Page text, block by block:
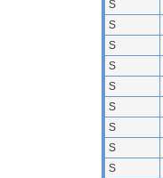
S
S
S
S
S
S
S
S
S